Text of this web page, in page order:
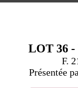
LOT 36
F.
Présentée